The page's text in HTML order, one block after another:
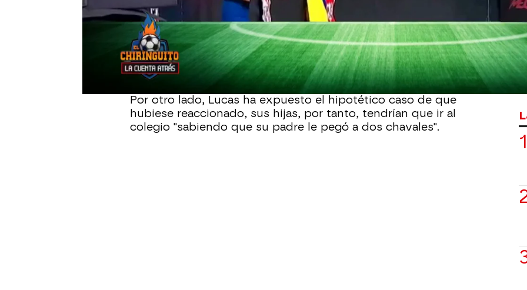
El jugador argentino del conjunto hispalense ha dado su
opinión tras el deplorable gesto de un niño en la grada de
Vallecas. Ocampos sufrió un 'tocamiento de nalga' por parte de
un menor, sobre el cual espera que "La Liga y el Rayo tomen
represalias". Además, Ocampos ha advertido que sería un
"escándalo" si sucediese en el fútbol femenino.
Por otro lado, Lucas ha expuesto el hipotético caso de que
hubiese reaccionado, sus hijas, por tanto, tendrían que ir al
colegio "sabiendo que su padre le pegó a dos chavales".